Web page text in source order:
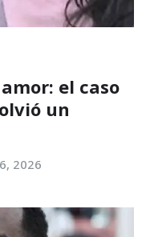
el caso
un
2026